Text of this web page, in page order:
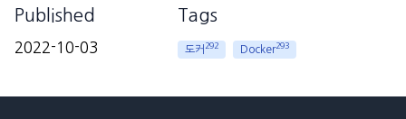
Published
2022-10-03
Tags
도커 292 Docker293